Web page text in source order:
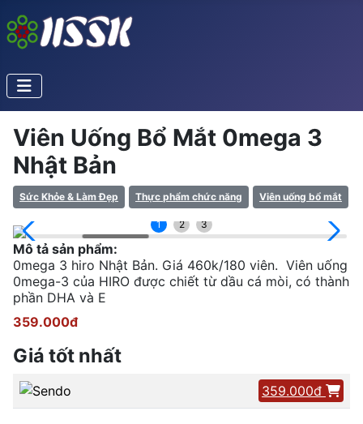
Viên Uống Bổ Mắt 0mega 3
Nhật Bản
Sức Khỏe & Làm Đẹp Thực phẩm chức năng Viên uống bổ mắt
1 2 3
Mô tả sản phẩm:
0mega 3 hiro Nhật Bản. Giá 460k/180 viên. Viên uống
0mega-3 của HIRO được chiết từ dầu cá mòi, có thành
phần DHA và E
359.000đ
Giá tốt nhất
359.000đ